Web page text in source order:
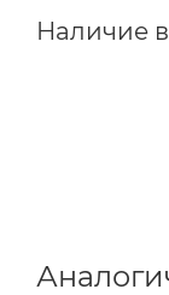
Наличие